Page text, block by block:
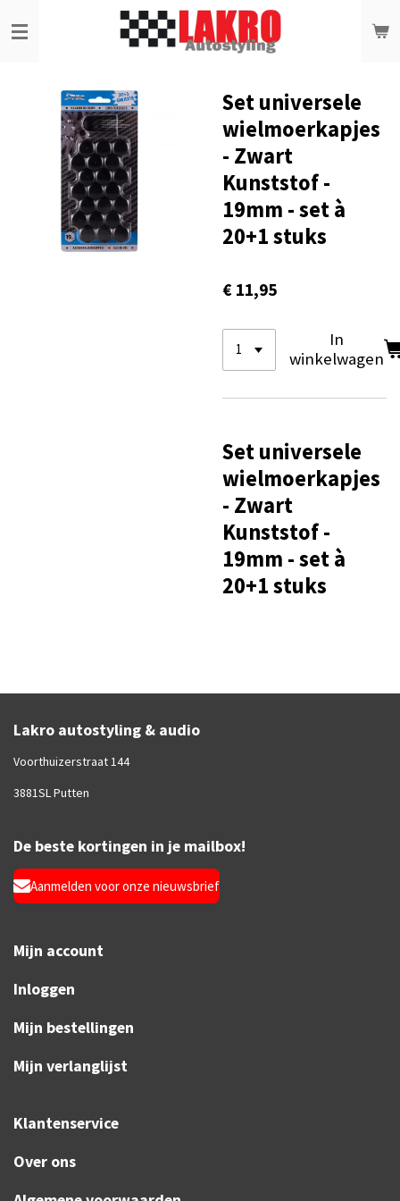
direct
hoofdinhoud
Set universele
wielmoerkapjes
- Zwart
Kunststof -
19mm - set à
20+1 stuks
€ 11,95
In
winkelwagen
Set universele
wielmoerkapjes
- Zwart
Kunststof -
19mm - set à
20+1 stuks
Lakro autostyling & audio
Voorthuizerstraat 144
3881SL Putten
De beste kortingen in je mailbox!
Aanmelden voor onze nieuwsbrief
Mijn account
Inloggen
Mijn bestellingen
Mijn verlanglijst
Klantenservice
Over ons